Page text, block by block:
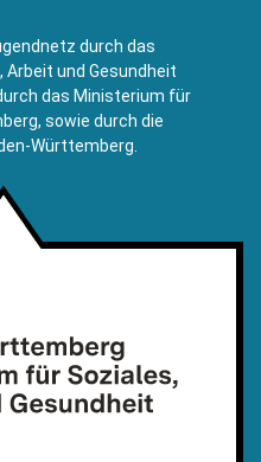
Mail)
durch das
und Gesundheit
das Ministerium für
sowie durch die
Württemberg.